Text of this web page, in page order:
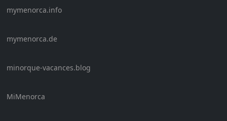
mymenorca.info
mymenorca.de
minorque-vacances.blog
MiMenorca